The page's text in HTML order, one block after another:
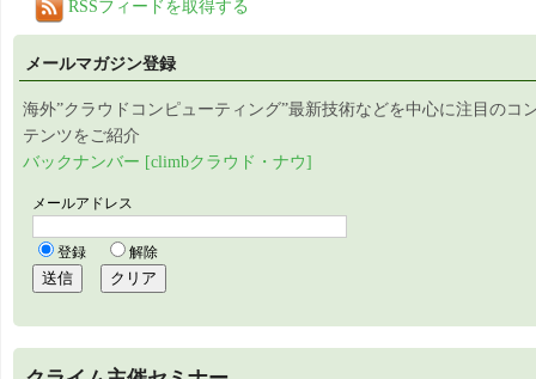
RSSフィードを取得する
メールマガジン登録
海外”クラウドコンピューティング”最新技術などを中心に注目のコ
テンツをご紹介
バックナンバー [climbクラウド・ナウ]